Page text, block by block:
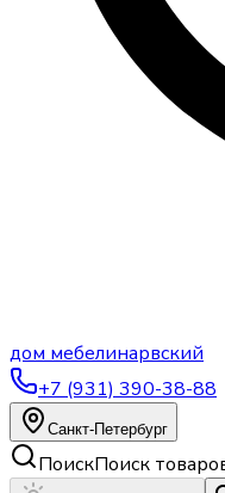
дом мебелинарвский
+7 (931) 390-38-88
Санкт-Петербург
ПоискПоиск